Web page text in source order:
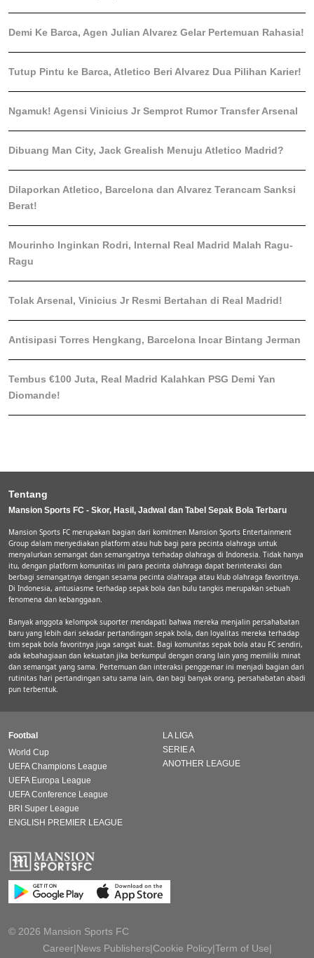
Demi Ke Barca, Agen Julian Alvarez Gelar Pertemuan Rahasia!
Tutup Pintu ke Barca, Atletico Beri Alvarez Dua Pilihan Karier!
Ngamuk! Agensi Vinicius Jr Semprot Rumor Transfer Arsenal
Dibuang Man City, Jack Grealish Menuju Atletico Madrid?
Dilaporkan Atletico, Barcelona dan Alvarez Terancam Sanksi
Berat!
Mourinho Inginkan Rodri, Internal Real Madrid Malah Ragu-
Ragu
Tolak Arsenal, Vinicius Jr Resmi Bertahan di Real Madrid!
Antisipasi Torres Hengkang, Barcelona Incar Bintang Jerman
Tembus €100 Juta, Real Madrid Kalahkan PSG Demi Yan
Diomande!
Tentang
Mansion Sports FC - Skor, Hasil, Jadwal dan Tabel Sepak Bola Terbaru
Mansion Sports FC merupakan bagian dari komitmen Mansion Sports Entertainment
Group dalam menyediakan platform atau hub bagi para pecinta olahraga untuk
menyalurkan semangat dan semangatnya terhadap olahraga di Indonesia. Tidak hanya
itu, dengan platform komunitas ini para pecinta olahraga dapat berinteraksi dan
berbagi semangatnya dengan sesama pecinta olahraga atau klub olahraga favoritnya.
Di Indonesia, antusiasme terhadap sepak bola dan bulu tangkis merupakan sebuah
fenomena dan kebanggaan.
Banyak anggota kelompok suporter mendapati bahwa mereka menjalin persahabatan
baru yang lebih dari sekadar pertandingan sepak bola, dan loyalitas mereka terhadap
tim sepak bola favoritnya juga sangat kuat. Bagi komunitas sepak bola atau FC sendiri,
ada kebahagiaan dan kekuatan jika berkumpul dengan orang lain yang memiliki minat
dan semangat yang sama. Pertemuan dan interaksi penggemar ini menjadi bagian dari
rutinitas hari pertandingan satu sama lain, dan bagi banyak orang, persahabatan abadi
pun terbentuk.
Footbal
World Cup
UEFA Champions League
UEFA Europa League
UEFA Conference League
BRI Super League
ENGLISH PREMIER LEAGUE
LA LIGA
SERIE A
ANOTHER LEAGUE
© 2026 Mansion Sports FC
Career|News Publishers|Cookie Policy|Term of Use|